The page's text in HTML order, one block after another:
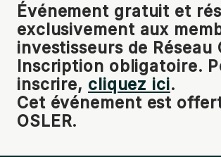
Événement gratuit et
exclusivement aux
investisseurs de Réseau
Inscription obligatoire.
inscrire, cliquez ici.
Cet événement est
OSLER.